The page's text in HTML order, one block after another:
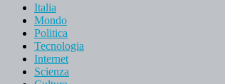
Italia
Mondo
Politica
Tecnologia
Internet
Scienza